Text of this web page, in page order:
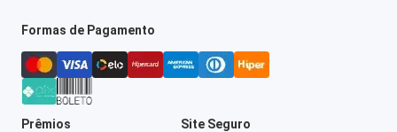
Formas de Pagamento
Prêmios Site Seguro